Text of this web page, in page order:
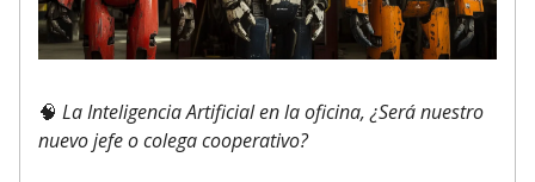
🧠 La Inteligencia Artificial en la oficina, ¿Será nuestro
nuevo jefe o colega cooperativo?